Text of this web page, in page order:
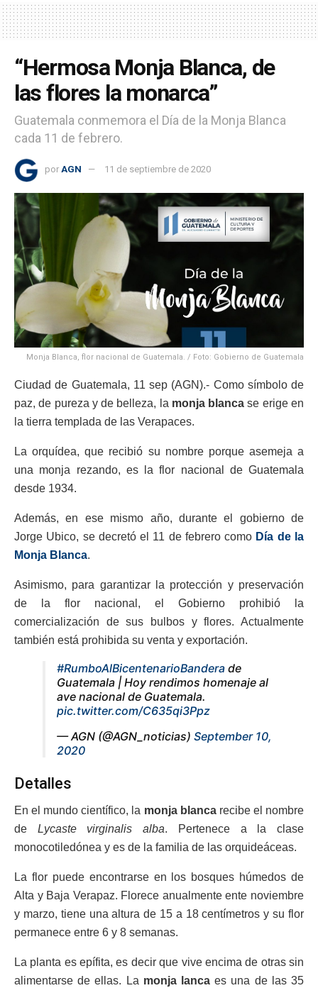
“Hermosa Monja Blanca, de
las flores la monarca”
Guatemala conmemora el Día de la Monja Blanca
cada 11 de febrero.
por AGN 11 de septiembre de 2020
Monja Blanca, flor nacional de Guatemala. / Foto: Gobierno de Guatemala
Ciudad de Guatemala, 11 sep (AGN).- Como símbolo de
paz, de pureza y de belleza, la monja blanca se erige en
la tierra templada de las Verapaces.
La orquídea, que recibió su nombre porque asemeja a
una monja rezando, es la flor nacional de Guatemala
desde 1934.
Además, en ese mismo año, durante el gobierno de
Jorge Ubico, se decretó el 11 de febrero como Día de la
Monja Blanca.
Asimismo, para garantizar la protección y preservación
de la flor nacional, el Gobierno prohibió la
comercialización de sus bulbos y flores. Actualmente
también está prohibida su venta y exportación.
#RumboAlBicentenarioBandera de
Guatemala | Hoy rendimos homenaje al
ave nacional de Guatemala.
pic.twitter.com/C635qi3Ppz
— AGN (@AGN_noticias) September 10,
2020
Detalles
En el mundo científico, la monja blancarecibe el nombre
de Lycaste virginalis alba. Pertenece a la clase
monocotiledónea y es de la familia de las orquideáceas.
La flor puede encontrarse en los bosques húmedos de
Alta y Baja Verapaz. Florece anualmente ente noviembre
y marzo, tiene una altura de 15 a 18 centímetros y su flor
permanece entre 6 y 8 semanas.
La planta es epífita, es decir que vive encima de otras sin
alimentarse de ellas. La monja lanca es una de las 35